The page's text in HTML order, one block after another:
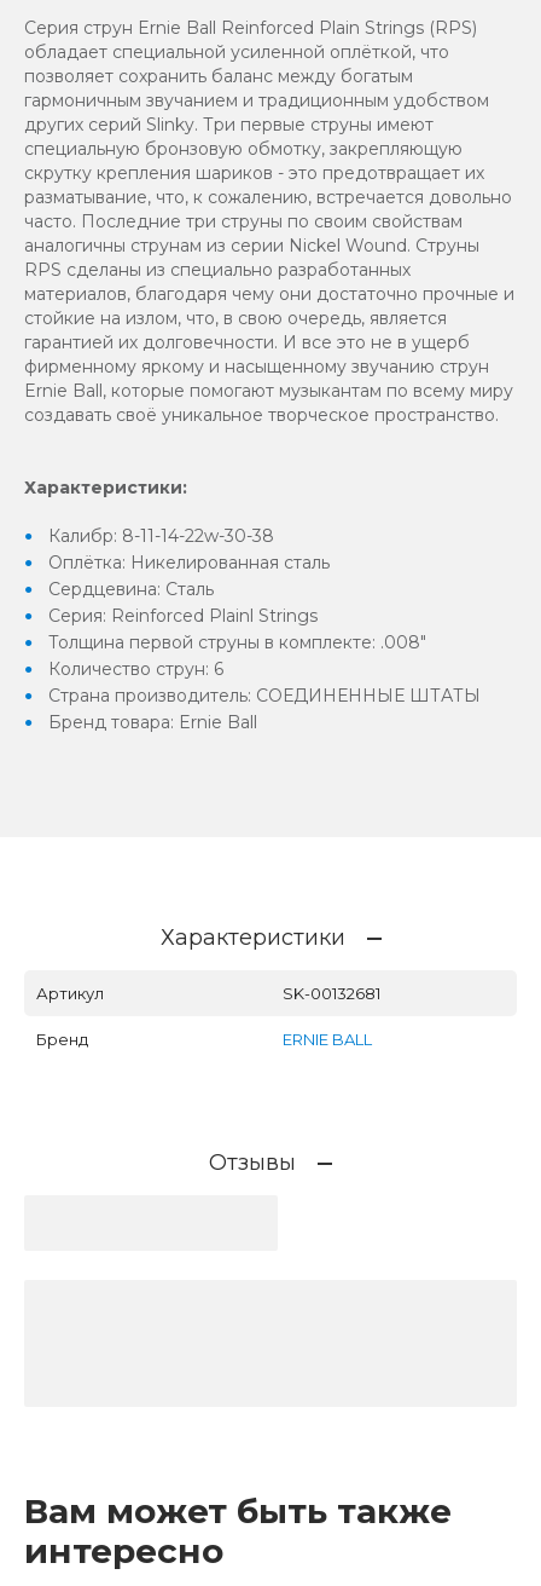
Серия струн Ernie Ball Reinforced Plain Strings (RPS)
обладает специальной усиленной оплёткой, что
позволяет сохранить баланс между богатым
гармоничным звучанием и традиционным удобством
других серий Slinky. Три первые струны имеют
специальную бронзовую обмотку, закрепляющую
скрутку крепления шариков - это предотвращает их
разматывание, что, к сожалению, встречается довольно
часто. Последние три струны по своим свойствам
аналогичны струнам из серии Nickel Wound. Струны
RPS сделаны из специально разработанных
материалов, благодаря чему они достаточно прочные и
стойкие на излом, что, в свою очередь, является
гарантией их долговечности. И все это не в ущерб
фирменному яркому и насыщенному звучанию струн
Ernie Ball, которые помогают музыкантам по всему миру
создавать своё уникальное творческое пространство.
Характеристики:
Калибр: 8-11-14-22w-30-38
Оплётка: Никелированная сталь
Сердцевина: Сталь
Серия: Reinforced Plainl Strings
Толщина первой струны в комплекте: .008"
Количество струн: 6
Страна производитель: СОЕДИНЕННЫЕ ШТАТЫ
Бренд товара: Ernie Ball
Характеристики
Артикул SK-00132681
Бренд ERNIE BALL
Отзывы
Вам может быть также
интересно